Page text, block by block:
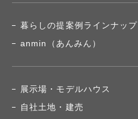
暮らしの提案例ラインナップ
anmin（あんみん）
展示場・モデルハウス
自社土地・建売